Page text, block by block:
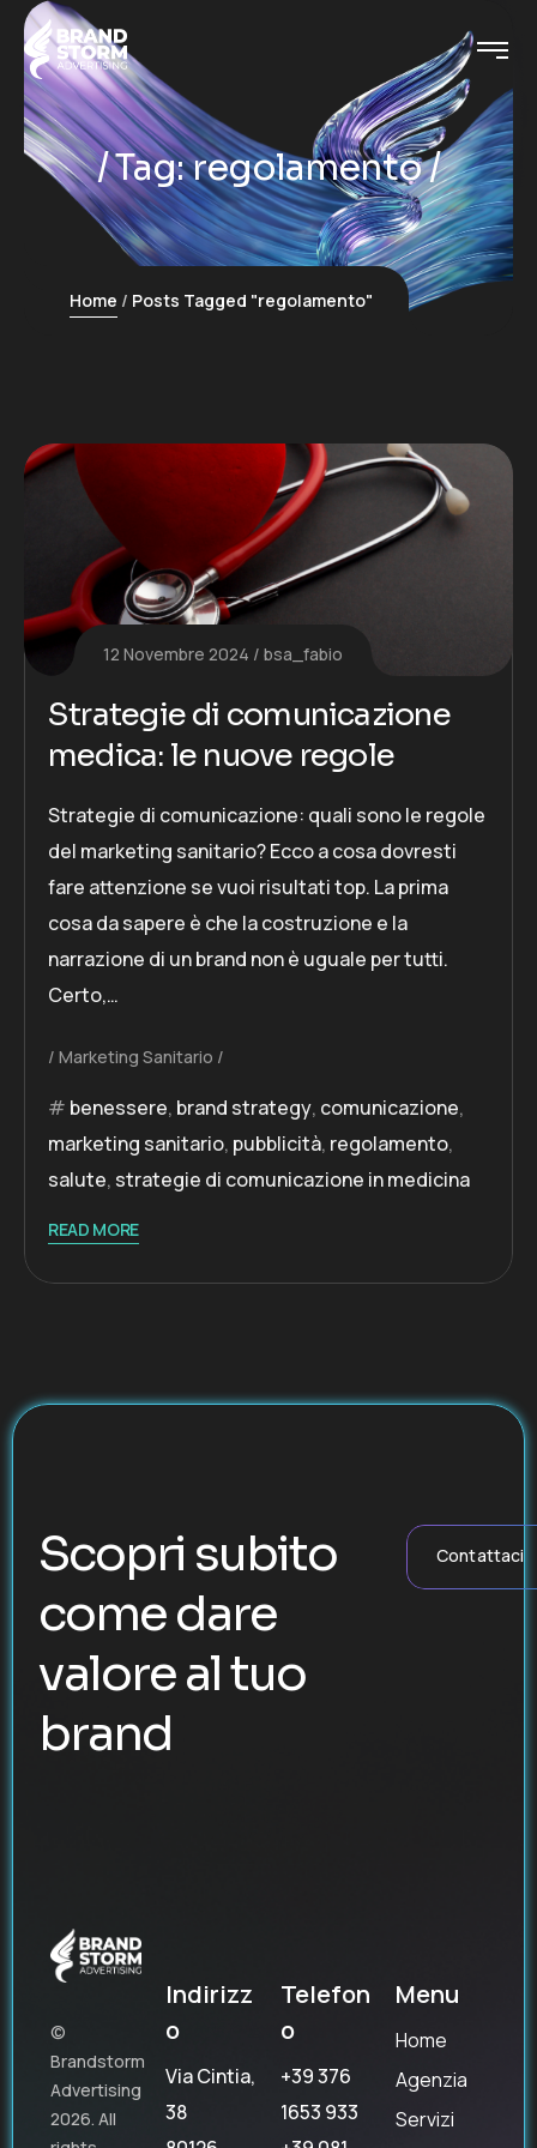
Tag:regolamento
Home Posts Tagged "regolamento"
12 Novembre 2024 bsa_fabio
Strategie di comunicazione
medica: le nuove regole
Strategie di comunicazione: quali sono le regole
del marketing sanitario? Ecco a cosa dovresti
fare attenzione se vuoi risultati top. La prima
cosa da sapere è che la costruzione e la
narrazione di un brand non è uguale per tutti.
Certo,…
Marketing Sanitario
benessere, brand strategy, comunicazione,
marketing sanitario, pubblicità, regolamento,
salute, strategie di comunicazione in medicina
READ MORE
Scopri subito
come dare
valore al tuo
brand
Contattaci
©
Brandstorm
Advertising
2026. All
Indirizz
o
Via Cintia,
38
Telefon
o
+39 376
1653 933
Menu
Home
Agenzia
Servizi